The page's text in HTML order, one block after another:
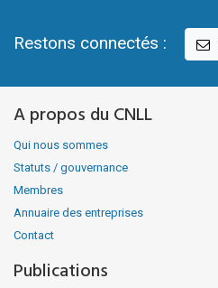
Restons connectés :
A propos du CNLL
Qui nous sommes
Statuts / gouvernance
Membres
Annuaire des entreprises
Contact
Publications